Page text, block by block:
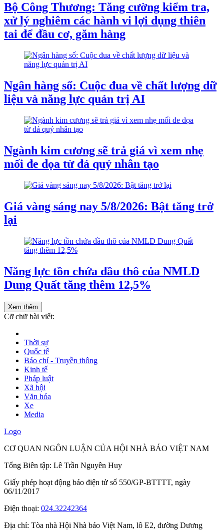
Bộ Công Thương: Tăng cường kiểm tra,
xử lý nghiêm các hành vi lợi dụng thiên
tai để đầu cơ, găm hàng
Ngân hàng số: Cuộc đua về chất lượng dữ
liệu và năng lực quản trị AI
Ngành kim cương sẽ trả giá vì xem nhẹ
mối đe dọa từ đá quý nhân tạo
Giá vàng sáng nay 5/8/2026: Bật tăng trở
lại
Năng lực tồn chứa dầu thô của NMLD
Dung Quất tăng thêm 12,5%
Xem thêm
Cỡ chữ bài viết:
Thời sự
Quốc tế
Báo chí - Truyền thông
Kinh tế
Pháp luật
Xã hội
Văn hóa
Xe
Media
Logo
CƠ QUAN NGÔN LUẬN CỦA HỘI NHÀ BÁO VIỆT NAM
Tổng Biên tập: Lê Trần Nguyên Huy
Giấy phép hoạt động báo điện tử số 550/GP-BTTTT, ngày
06/11/2017
Điện thoại: 024.32242364
Địa chỉ: Tòa nhà Hội Nhà báo Việt Nam, lô E2, đường Dương